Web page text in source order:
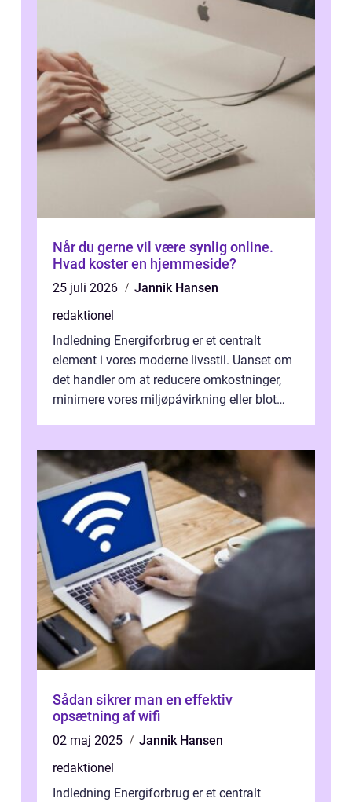
Når du gerne vil være synlig online.
Hvad koster en hjemmeside?
25 juli 2026
Jannik Hansen
redaktionel
Indledning Energiforbrug er et centralt
element i vores moderne livsstil. Uanset om
det handler om at reducere omkostninger,
minimere vores miljøpåvirkning eller blot
Sådan sikrer man en effektiv
opsætning af wifi
02 maj 2025
Jannik Hansen
redaktionel
Indledning Energiforbrug er et centralt